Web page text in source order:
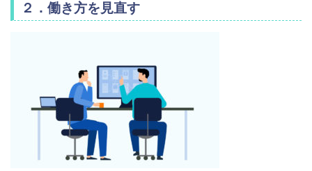
２．働き方を見直す